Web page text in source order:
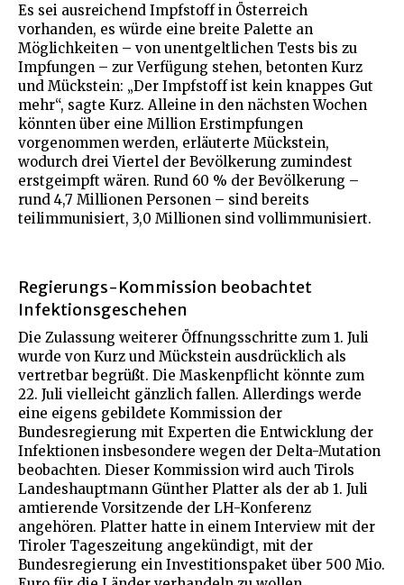
Es sei ausreichend Impfstoff in Österreich
vorhanden, es würde eine breite Palette an
Möglichkeiten – von unentgeltlichen Tests bis zu
Impfungen – zur Verfügung stehen, betonten Kurz
und Mückstein: „Der Impfstoff ist kein knappes Gut
mehr“, sagte Kurz. Alleine in den nächsten Wochen
könnten über eine Million Erstimpfungen
vorgenommen werden, erläuterte Mückstein,
wodurch drei Viertel der Bevölkerung zumindest
erstgeimpft wären. Rund 60 % der Bevölkerung –
rund 4,7 Millionen Personen – sind bereits
teilimmunisiert, 3,0 Millionen sind vollimmunisiert.
Regierungs-Kommission beobachtet
Infektionsgeschehen
Die Zulassung weiterer Öffnungsschritte zum 1. Juli
wurde von Kurz und Mückstein ausdrücklich als
vertretbar begrüßt. Die Maskenpflicht könnte zum
22. Juli vielleicht gänzlich fallen. Allerdings werde
eine eigens gebildete Kommission der
Bundesregierung mit Experten die Entwicklung der
Infektionen insbesondere wegen der Delta-Mutation
beobachten. Dieser Kommission wird auch Tirols
Landeshauptmann Günther Platter als der ab 1. Juli
amtierende Vorsitzende der LH-Konferenz
angehören. Platter hatte in einem Interview mit der
Tiroler Tageszeitung angekündigt, mit der
Bundesregierung ein Investitionspaket über 500 Mio.